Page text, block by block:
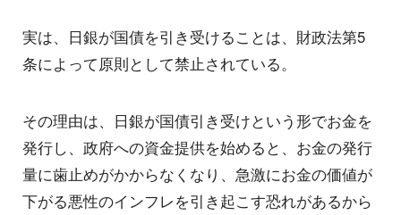
実は、日銀が国債を引き受けることは、財政法第5
条によって原則として禁止されている。
その理由は、日銀が国債引き受けという形でお金を
発行し、政府への資金提供を始めると、お金の発行
量に歯止めがかからなくなり、急激にお金の価値が
下がる悪性のインフレを引き起こす恐れがあるから